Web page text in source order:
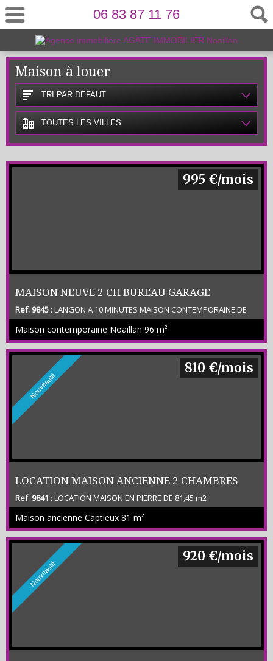
06 83 87 11 76
Maison à louer
TRI PAR DÉFAUT
TOUTES LES VILLES
MAISON NEUVE 2 CH BUREAU GARAGE
Ref. 9845 : LANGON A 10 MINUTES MAISON CONTEMPORAINE DE
96 M2 ENV COMPRENANT ENTREE / SEJOUR / CUISINE EQUIPEE - 2
CHAMBRES - BUREAU - SDB - WC - CELLIER - GARAGE - TERRASSE -
JARDIN DE 800 M2 ENV - (CLASSE ENERGETIQUE C) SECTEUR CALME
- LOYER 975 € + 20 € DE PROVISION POUR L'ENTRETIEN DU JARDIN
Maison contemporaine Noaillan 96 m²
995 €/mois
Nouveauté
LOCATION MAISON ANCIENNE 2 CHAMBRES
CAPTIEUX
Ref. 9841 : LOCATION MAISON EN PIERRE DE 81,45 m2
COMPRENANT SEJOUR CUISINE 2 CHAMRES SDB WC CELLIER
LOGGIAS (MEZZANINE) AUVENT PETITES DEPENDANCES TERRAIN
NON CLOS DE 1 800 M2 ENV LOYER 750 € / MOIS + PROVISION 60 €
+ FRAIS 785 € SECTEUR TRES CALME -
Maison ancienne Captieux 81 m²
810 €/mois
Nouveauté
920 €/mois